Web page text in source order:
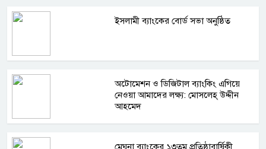
ইসলামী ব্যাংকের বোর্ড সভা অনুষ্ঠিত
অটোমেশন ও ডিজিটাল ব্যাংকিং এগিয়ে
নেওয়া আমাদের লক্ষ্য: মোসলেহ্‌ উদ্দীন
আহমেদ
মেঘনা ব্যাংকের ১৩তম প্রতিষ্ঠাবার্ষিকী